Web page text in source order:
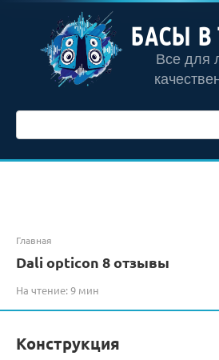
контенту
БАСЫ В
Все для
Главная
Dali opticon 8 отзывы
На чтение:9 мин
Конструкция